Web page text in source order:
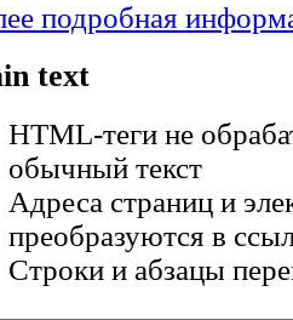
подробная
text
HTML-теги не
обычный текст
Адреса страниц и
преобразуются в
Строки и абзацы